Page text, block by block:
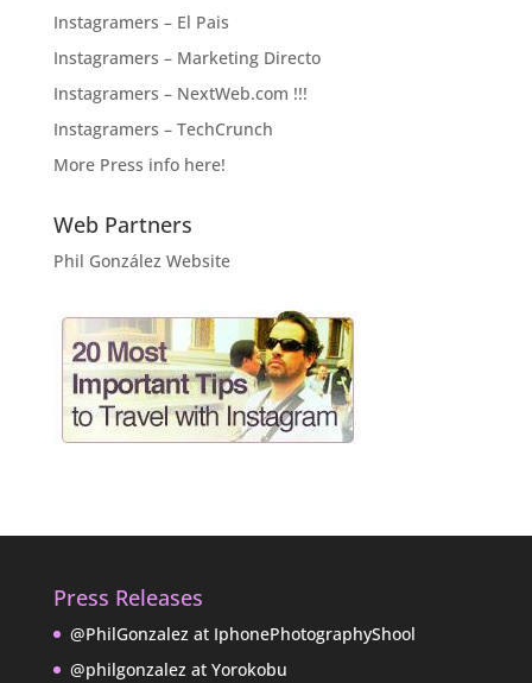
Instagramers – El Pais
Instagramers – Marketing Directo
Instagramers – NextWeb.com !!!
Instagramers – TechCrunch
More Press info here!
Web Partners
Phil González Website
Press Releases
@PhilGonzalez at IphonePhotographyShool
@philgonzalez at Yorokobu